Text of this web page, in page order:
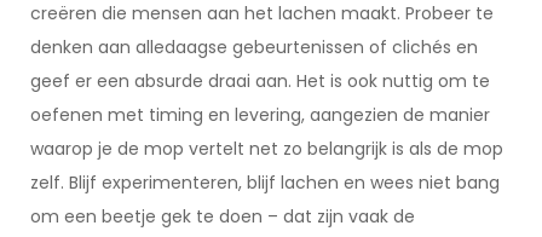
creëren die mensen aan het lachen maakt. Probeer te
denken aan alledaagse gebeurtenissen of clichés en
geef er een absurde draai aan. Het is ook nuttig om te
oefenen met timing en levering, aangezien de manier
waarop je de mop vertelt net zo belangrijk is als de mop
zelf. Blijf experimenteren, blijf lachen en wees niet bang
om een beetje gek te doen – dat zijn vaak de